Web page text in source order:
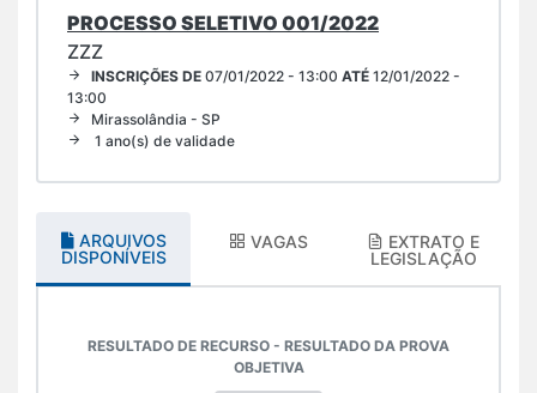
PROCESSO SELETIVO 001/2022
ZZZ
INSCRIÇÕES DE 07/01/2022 - 13:00 ATÉ 12/01/2022 -
13:00
Mirassolândia - SP
1 ano(s) de validade
ARQUIVOS
DISPONÍVEIS
VAGAS
EXTRATO E
LEGISLAÇÃO
RESULTADO DE RECURSO - RESULTADO DA PROVA
OBJETIVA